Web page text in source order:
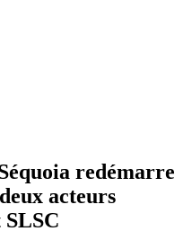
redémarre
acteurs